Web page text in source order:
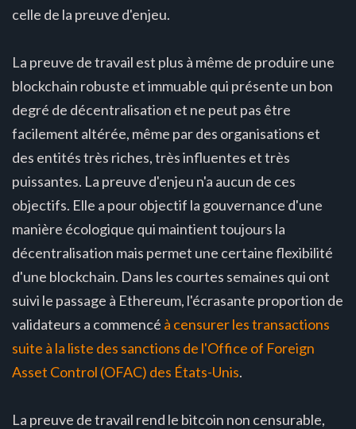
celle de la preuve d'enjeu.
La preuve de travail est plus à même de produire une
blockchain robuste et immuable qui présente un bon
degré de décentralisation et ne peut pas être
facilement altérée, même par des organisations et
des entités très riches, très influentes et très
puissantes. La preuve d'enjeu n'a aucun de ces
objectifs. Elle a pour objectif la gouvernance d'une
manière écologique qui maintient toujours la
décentralisation mais permet une certaine flexibilité
d'une blockchain. Dans les courtes semaines qui ont
suivi le passage à Ethereum, l'écrasante proportion de
validateurs a commencé à censurer les transactions
suite à la liste des sanctions de l'Office of Foreign
Asset Control (OFAC) des États-Unis.
La preuve de travail rend le bitcoin non censurable,